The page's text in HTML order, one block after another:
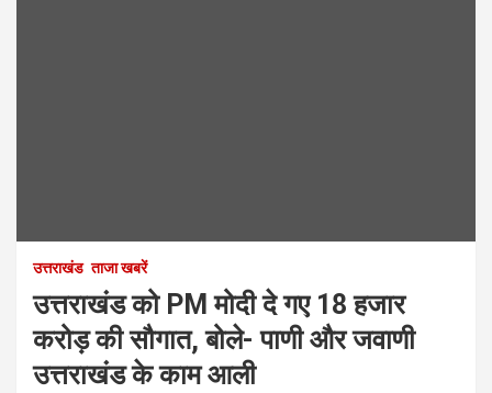
उत्तराखंड ताजा खबरें
उत्तराखंड को PM मोदी दे गए 18 हजार
करोड़ की सौगात, बोले- पाणी और जवाणी
उत्तराखंड के काम आली